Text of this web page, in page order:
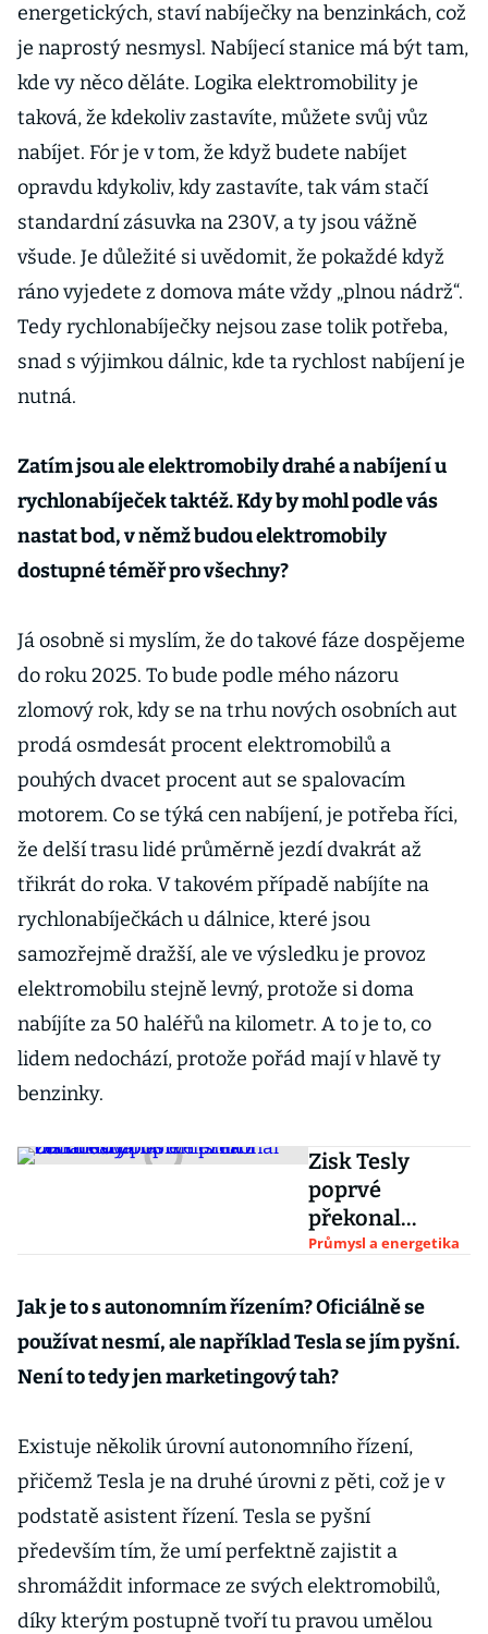
energetických, staví nabíječky na benzinkách, což
je naprostý nesmysl. Nabíjecí stanice má být tam,
kde vy něco děláte. Logika elektromobility je
taková, že kdekoliv zastavíte, můžete svůj vůz
nabíjet. Fór je v tom, že když budete nabíjet
opravdu kdykoliv, kdy zastavíte, tak vám stačí
standardní zásuvka na 230V, a ty jsou vážně
všude. Je důležité si uvědomit, že pokaždé když
ráno vyjedete z domova máte vždy „plnou nádrž“.
Tedy rychlonabíječky nejsou zase tolik potřeba,
snad s výjimkou dálnic, kde ta rychlost nabíjení je
nutná.
Zatím jsou ale elektromobily drahé a nabíjení u
rychlonabíječek taktéž. Kdy by mohl podle vás
nastat bod, v němž budou elektromobily
dostupné téměř pro všechny?
Já osobně si myslím, že do takové fáze dospějeme
do roku 2025. To bude podle mého názoru
zlomový rok, kdy se na trhu nových osobních aut
prodá osmdesát procent elektromobilů a
pouhých dvacet procent aut se spalovacím
motorem. Co se týká cen nabíjení, je potřeba říci,
že delší trasu lidé průměrně jezdí dvakrát až
třikrát do roka. V takovém případě nabíjíte na
rychlonabíječkách u dálnice, které jsou
samozřejmě dražší, ale ve výsledku je provoz
elektromobilu stejně levný, protože si doma
nabíjíte za 50 haléřů na kilometr. A to je to, co
lidem nedochází, protože pořád mají v hlavě ty
benzinky.
Zisk Tesly
poprvé
překonal
miliardu
obchodování s
emisními
certifikáty
Průmysl a energetika
Jak je to s autonomním řízením? Oficiálně se
používat nesmí, ale například Tesla se jím pyšní.
Není to tedy jen marketingový tah?
Existuje několik úrovní autonomního řízení,
přičemž Tesla je na druhé úrovni z pěti, což je v
podstatě asistent řízení. Tesla se pyšní
především tím, že umí perfektně zajistit a
shromáždit informace ze svých elektromobilů,
díky kterým postupně tvoří tu pravou umělou